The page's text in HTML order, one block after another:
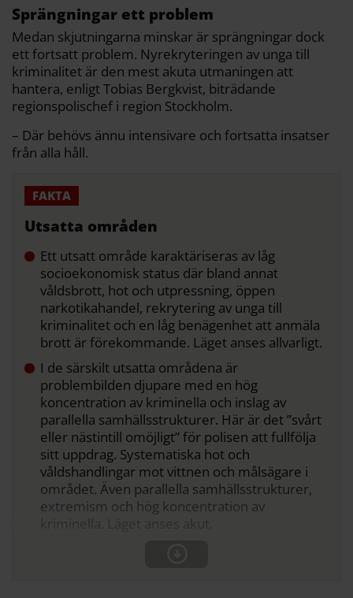
Sprängningar ett problem
Medan skjutningarna minskar är sprängningar dock
ett fortsatt problem. Nyrekryteringen av unga till
kriminalitet är den mest akuta utmaningen att
hantera, enligt Tobias Bergkvist, biträdande
regionspolischef i region Stockholm.
– Där behövs ännu intensivare och fortsatta insatser
från alla håll.
Utsatta områden
Ett utsatt område karaktäriseras av låg
socioekonomisk status där bland annat
våldsbrott, hot och utpressning, öppen
narkotikahandel, rekrytering av unga till
kriminalitet och en låg benägenhet att anmäla
brott är förekommande. Läget anses allvarligt.
I de särskilt utsatta områdena är
problembilden djupare med en hög
koncentration av kriminella och inslag av
parallella samhällsstrukturer. Här är det ”svårt
eller nästintill omöjligt” för polisen att fullfölja
sitt uppdrag. Systematiska hot och
våldshandlingar mot vittnen och målsägare i
området. Även parallella samhällsstrukturer,
extremism och hög koncentration av
kriminella. Läget anses akut.